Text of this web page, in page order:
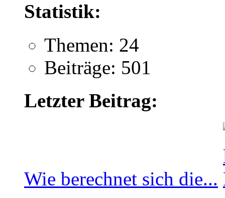
Statistik:
Themen: 24
Beiträge: 501
Letzter Beitrag:
Wie berechnet sich die...